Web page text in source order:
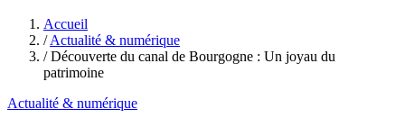
Accueil
/ Actualité & numérique
/ Découverte du canal de Bourgogne : Un joyau du
patrimoine
Actualité & numérique